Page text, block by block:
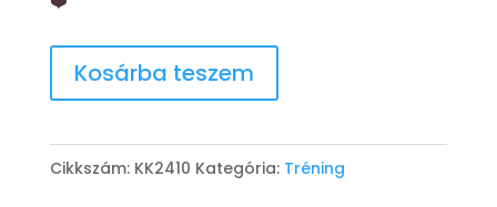
Kapcsolat-
kezelés
Online
Kosárba teszem
Cikkszám: KK2410 Kategória: Tréning